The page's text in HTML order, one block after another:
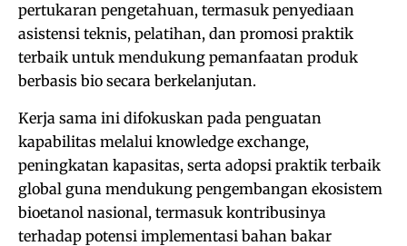
pertukaran pengetahuan, termasuk penyediaan
asistensi teknis, pelatihan, dan promosi praktik
terbaik untuk mendukung pemanfaatan produk
berbasis bio secara berkelanjutan.
Kerja sama ini difokuskan pada penguatan
kapabilitas melalui knowledge exchange,
peningkatan kapasitas, serta adopsi praktik terbaik
global guna mendukung pengembangan ekosistem
bioetanol nasional, termasuk kontribusinya
terhadap potensi implementasi bahan bakar